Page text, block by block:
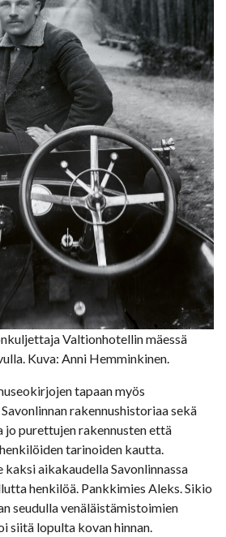
Valtionhotellin mäessä
Kuva: Anni Hemminkinen.
tapaan myös
rakennushistoriaa sekä
jo purettujen rakennusten että
tarinoiden kautta.
kaksi aikakaudella Savonlinnassa
henkilöä. Pankkimies Aleks. Sikio
seudulla venäläistämistoimien
siitä lopulta kovan hinnan.